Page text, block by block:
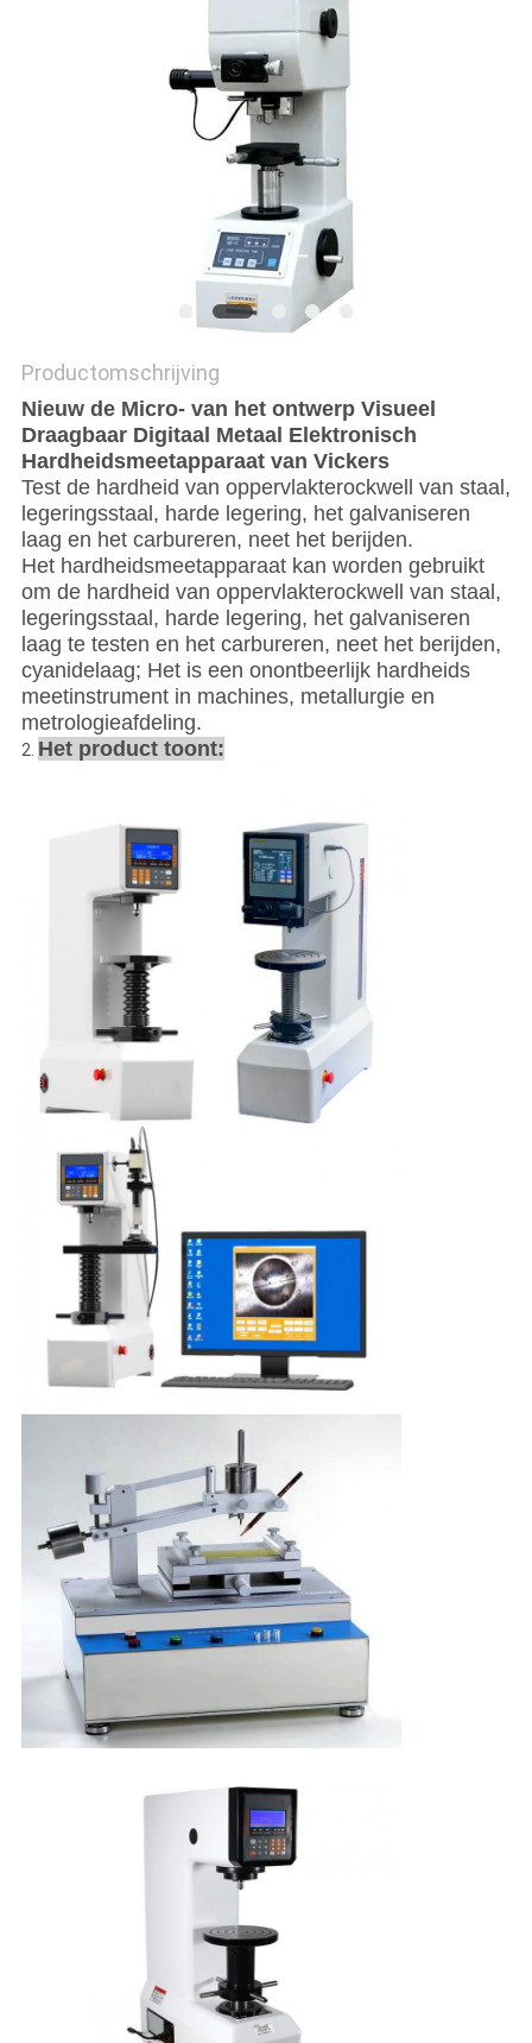
Productomschrijving
Nieuw de Micro- van het ontwerp Visueel
Draagbaar Digitaal Metaal Elektronisch
Hardheidsmeetapparaat van Vickers
Test de hardheid van oppervlakterockwell van staal,
legeringsstaal, harde legering, het galvaniseren
laag en het carbureren, neet het berijden.
Het hardheidsmeetapparaat kan worden gebruikt
om de hardheid van oppervlakterockwell van staal,
legeringsstaal, harde legering, het galvaniseren
laag te testen en het carbureren, neet het berijden,
cyanidelaag; Het is een onontbeerlijk hardheids
meetinstrument in machines, metallurgie en
metrologieafdeling.
2. Het product toont: